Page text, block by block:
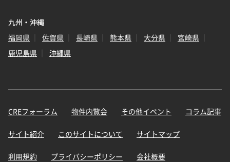
九州・沖縄
福岡県
佐賀県 長崎県 熊本県 大分県
宮崎県
鹿児島県
沖縄県
CREフォーラム 物件内覧会 その他イベント コラム記事
サイト紹介 このサイトについて サイトマップ
利用規約 プライバシーポリシー 会社概要